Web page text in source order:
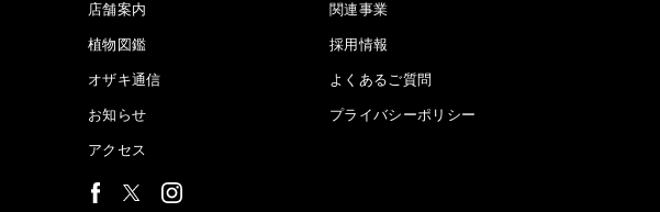
店舗案内
植物図鑑
オザキ通信
お知らせ
アクセス
関連事業
採用情報
よくあるご質問
プライバシーポリシー